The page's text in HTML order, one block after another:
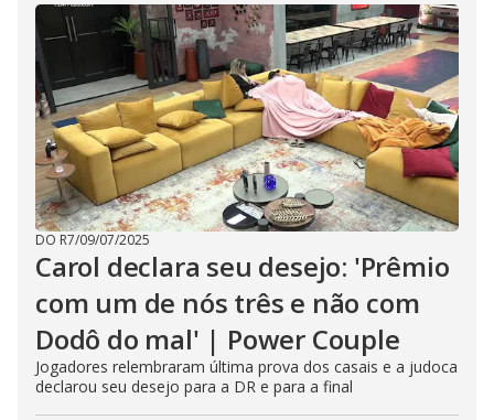
DO R7/09/07/2025
Carol declara seu desejo: 'Prêmio
com um de nós três e não com
Dodô do mal' | Power Couple
Jogadores relembraram última prova dos casais e a judoca
declarou seu desejo para a DR e para a final